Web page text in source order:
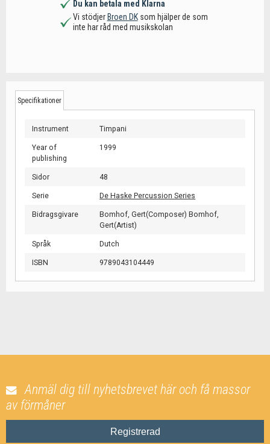
Du kan betala med Klarna
Vi stödjerBroen DKsom hjälper de som
inte har råd med musikskolan
Specifikationer
Instrument Timpani
Year of
publishing
1999
Sidor 48
Serie De Haske Percussion Series
Bidragsgivare
Bomhof, Gert(Composer) Bomhof,
Gert(Artist)
Språk Dutch
ISBN 9789043104449
Anmäl dig till nyhetsbrevet här och få massor
av förmåner
Registrerad